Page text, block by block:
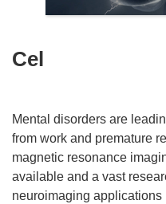
Cel
Mental disorders are
from work and premature
magnetic resonance
available and a vast
neuroimaging